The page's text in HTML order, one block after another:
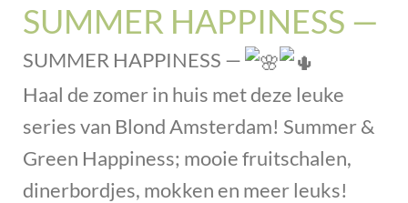
SUMMER HAPPINESS —
SUMMER HAPPINESS —
Haal de zomer in huis met deze leuke
series van Blond Amsterdam! Summer &
Green Happiness; mooie fruitschalen,
dinerbordjes, mokken en meer leuks!